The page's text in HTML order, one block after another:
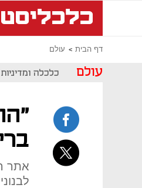
דף הבית עולם
עולם כלכלה ומדיניות
ברי - 2